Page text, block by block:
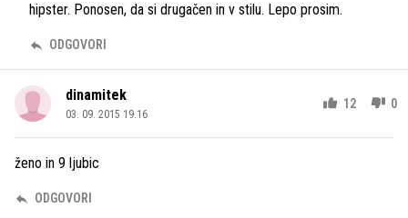
hipster. Ponosen, da si drugačen in v stilu. Lepo prosim.
ODGOVORI
dinamitek
03. 09. 2015 19.16
12 0
ženo in 9 ljubic
ODGOVORI